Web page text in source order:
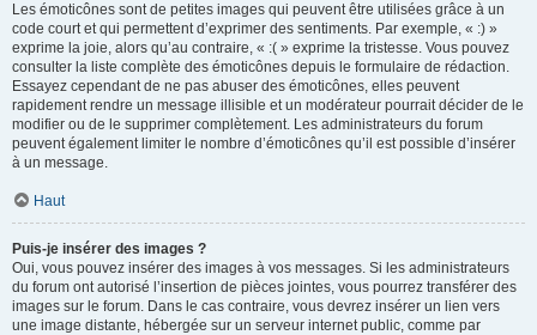
Les émoticônes sont de petites images qui peuvent être utilisées grâce à un
code court et qui permettent d’exprimer des sentiments. Par exemple, « :) »
exprime la joie, alors qu’au contraire, « :( » exprime la tristesse. Vous pouvez
consulter la liste complète des émoticônes depuis le formulaire de rédaction.
Essayez cependant de ne pas abuser des émoticônes, elles peuvent
rapidement rendre un message illisible et un modérateur pourrait décider de le
modifier ou de le supprimer complètement. Les administrateurs du forum
peuvent également limiter le nombre d’émoticônes qu’il est possible d’insérer
à un message.
Haut
Puis-je insérer des images ?
Oui, vous pouvez insérer des images à vos messages. Si les administrateurs
du forum ont autorisé l’insertion de pièces jointes, vous pourrez transférer des
images sur le forum. Dans le cas contraire, vous devrez insérer un lien vers
une image distante, hébergée sur un serveur internet public, comme par